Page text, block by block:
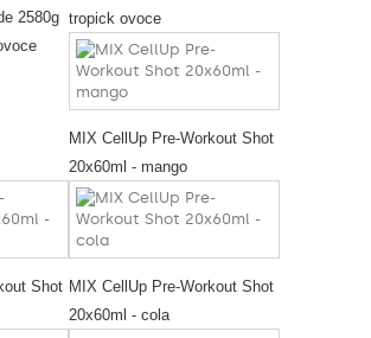
2580g tropick ovoce
MIX CellUp Pre-Workout Shot
20x60ml - mango
Shot MIX CellUp Pre-Workout Shot
20x60ml - cola